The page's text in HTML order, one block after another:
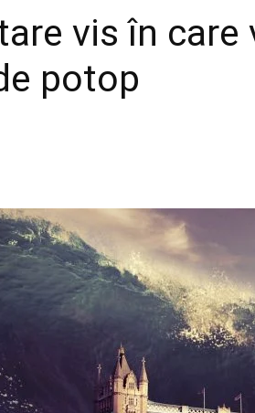
vis în care
potop